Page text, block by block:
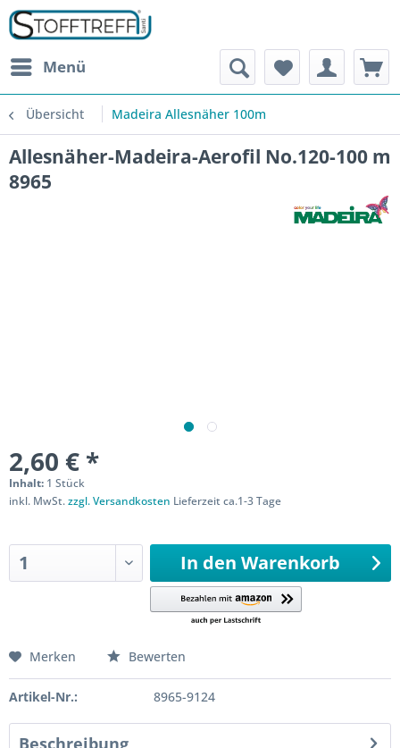
Menü
Übersicht Madeira Allesnäher 100m
Allesnäher-Madeira-Aerofil No.120-100 m
8965
2,60 € *
Inhalt: 1 Stück
inkl. MwSt.zzgl. Versandkosten Lieferzeit ca.1-3 Tage
In den Warenkorb
Merken Bewerten
Artikel-Nr.: 8965-9124
Beschreibung